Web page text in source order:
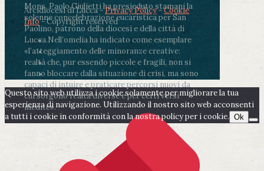
Mons. Paolo Giulietti ha presieduto stamani la
solenne concelebrazione eucaristica per San
Paolino, patrono della diocesi e della città di
Lucca.Nell’omelia ha indicato come esemplare
«l’atteggiamento delle minoranze creative:
realtà che, pur essendo piccole e fragili, non si
fanno bloccare dalla situazione di crisi, ma sono
capaci di intuire e praticare percorsi nuovi da
cui sorgono realtà diverse e per certi versi
inedite».
Arcidiocesi di Lucca -Privacy Policy-Cookie
Info- Copyright reserved
Questo sito web utilizza i cookie solamente per migliorare la tua
esperienza di navigazione. Utilizzando il nostro sito web acconsenti
a tutti i cookie in conformità con la nostra policy per i cookie. Ok